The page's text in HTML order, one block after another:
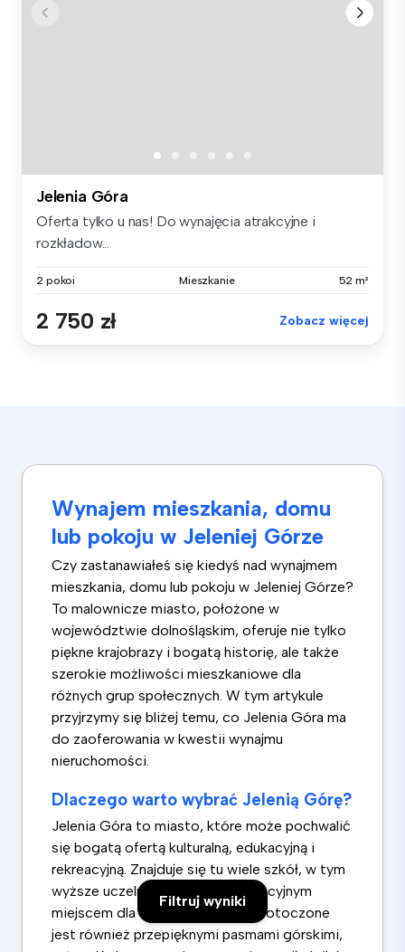
Filtruj wyniki
Jelenia Góra
Oferta tylko u nas! Do wynajęcia atrakcyjne i
rozkładow...
2 pokoi Mieszkanie 52 m²
2 750 zł Zobacz więcej
Wynajem mieszkania, domu
lub pokoju w Jeleniej Górze
Czy zastanawiałeś się kiedyś nad wynajmem
mieszkania, domu lub pokoju w Jeleniej Górze?
To malownicze miasto, położone w
województwie dolnośląskim, oferuje nie tylko
piękne krajobrazy i bogatą historię, ale także
szerokie możliwości mieszkaniowe dla
różnych grup społecznych. W tym artykule
przyjrzymy się bliżej temu, co Jelenia Góra ma
do zaoferowania w kwestii wynajmu
nieruchomości.
Dlaczego warto wybrać Jelenią Górę?
Jelenia Góra to miasto, które może pochwalić
się bogatą ofertą kulturalną, edukacyjną i
rekreacyjną. Znajduje się tu wiele szkół, w tym
wyższe uczelnie, co czyni je atrakcyjnym
miejscem dla studentów. Miasto otoczone
jest również przepięknymi pasmami górskimi,